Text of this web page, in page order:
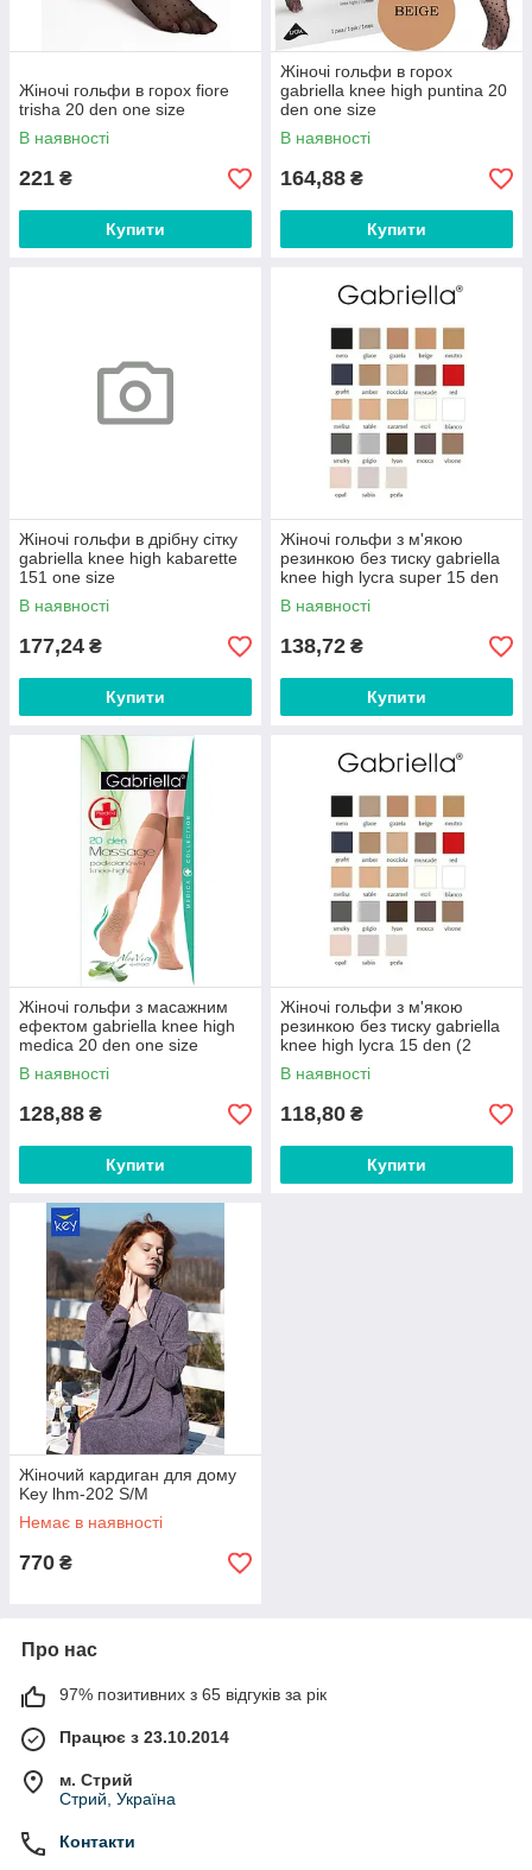
Жіночі гольфи в горох fiore
trisha 20 den one size
В наявності
221 ₴
Купити
Жіночі гольфи в горох
gabriella knee high puntina 20
den one size
В наявності
164,88 ₴
Купити
Жіночі гольфи в дрібну сітку
gabriella knee high kabarette
151 one size
В наявності
177,24 ₴
Купити
Жіночі гольфи з м'якою
резинкою без тиску gabriella
knee high lycra super 15 den
(2 пари) one size
В наявності
138,72 ₴
Купити
Жіночі гольфи з масажним
ефектом gabriella knee high
medica 20 den one size
В наявності
128,88 ₴
Купити
Жіночі гольфи з м'якою
резинкою без тиску gabriella
knee high lycra 15 den (2
пари) one size
В наявності
118,80 ₴
Купити
Жіночий кардиган для дому
Key lhm-202 S/M
Немає в наявності
770 ₴
Про нас
97% позитивних з 65 відгуків за рік
Працює з 23.10.2014
м. Стрий
Стрий, Україна
Контакти